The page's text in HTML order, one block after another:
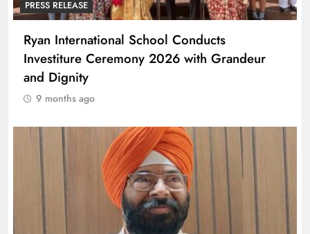
PRESS RELEASE
Ryan International School Conducts
Investiture Ceremony 2026 with Grandeur
and Dignity
9 months ago